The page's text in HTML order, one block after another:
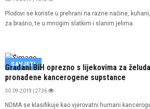
Plodovi se koriste u prehrani na razne načine,
za brašno, te u mnogim slatkim i slanim jelima.
SAVJETI
Građani BiH oprezno s lijekovima za
pronađene kancerogene supstance
30.09.2019 | 2736
NDMA se klasifikuje kao vjerovatni humani